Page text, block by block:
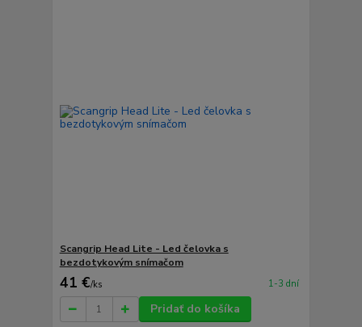
Scangrip Head Lite - Led čelovka s
bezdotykovým snímačom
41 €/ks 1-3 dní
Pridať do košíka